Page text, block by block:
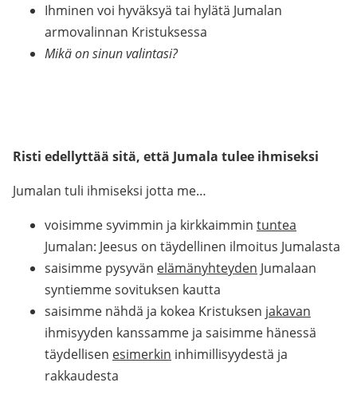
Ihminen voi hyväksyä tai hylätä Jumalan
armovalinnan Kristuksessa
Mikä on sinun valintasi?
Risti edellyttää sitä, että Jumala tulee ihmiseksi
Jumalan tuli ihmiseksi jotta me…
voisimme syvimmin ja kirkkaimmin tuntea
Jumalan: Jeesus on täydellinen ilmoitus Jumalasta
saisimme pysyvän elämänyhteyden Jumalaan
syntiemme sovituksen kautta
saisimme nähdä ja kokea Kristuksen jakavan
ihmisyyden kanssamme ja saisimme hänessä
täydellisen esimerkin inhimillisyydestä ja
rakkaudesta